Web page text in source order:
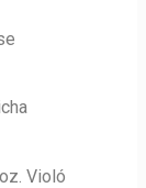
Violó